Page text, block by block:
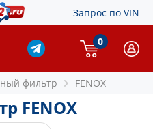
Запрос по VIN
0
фильтр FENOX
FENOX